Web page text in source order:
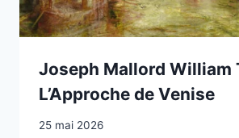
Joseph Mallord William
L’Approche de Venise
25 mai 2026